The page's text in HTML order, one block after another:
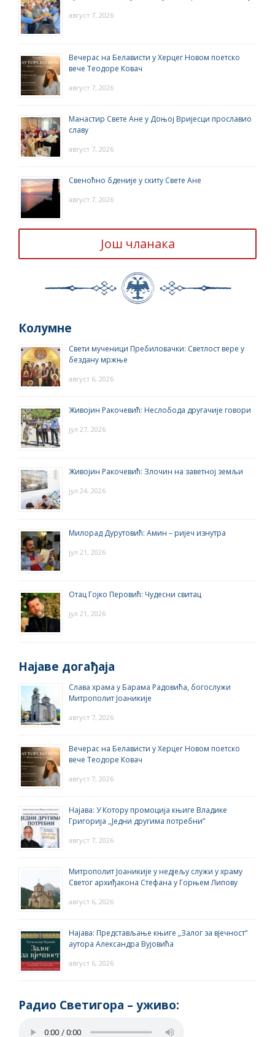
август 7, 2026
Вечерас на Белависти у Херцег Новом поетско
вече Теодоре Ковач
август 7, 2026
Манастир Свете Ане у Доњој Вријесци прославио
славу
август 7, 2026
Свеноћно бденије у скиту Свете Ане
август 7, 2026
Још чланака
Колумне
Свети мученици Пребиловачки: Светлост вере у
бездану мржње
август 6, 2026
Живојин Ракочевић: Неслобода другачије говори
јул 27, 2026
Живојин Ракочевић: Злочин на заветној земљи
јул 24, 2026
Милорад Дурутовић: Амин – ријеч изнутра
јул 21, 2026
Отац Гојко Перовић: Чудесни свитац
јул 21, 2026
Најаве догађаја
Слава храма у Барама Радовића, богослужи
Митрополит Јоаникије
август 7, 2026
Вечерас на Белависти у Херцег Новом поетско
вече Теодоре Ковач
август 7, 2026
Најава: У Котору промоција књиге Владике
Григорија ,,Једни другима потребни”
август 7, 2026
Митрополит Јоаникије у недјељу служи у храму
Светог архиђакона Стефана у Горњем Липову
август 6, 2026
Најава: Представљање књиге „Залог за вјечност“
аутора Александра Вујовића
август 6, 2026
Радио Светигора – yживо: